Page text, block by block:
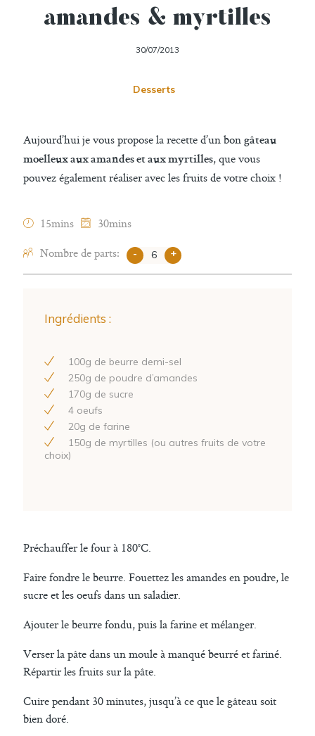
amandes & myrtilles
30/07/2013
Desserts
Aujourd’hui je vous propose la recette d’un bon gâteau
moelleux aux amandes et aux myrtilles, que vous
pouvez également réaliser avec les fruits de votre choix !
15mins
30mins
Nombre de parts:
- +
Ingrédients :
100g de beurre demi-sel
250g de poudre d’amandes
170g de sucre
4 oeufs
20g de farine
150g de myrtilles (ou autres fruits de votre
choix)
Préchauffer le four à 180°C.
Faire fondre le beurre. Fouettez les amandes en poudre, le
sucre et les oeufs dans un saladier.
Ajouter le beurre fondu, puis la farine et mélanger.
Verser la pâte dans un moule à manqué beurré et fariné.
Répartir les fruits sur la pâte.
Cuire pendant 30 minutes, jusqu’à ce que le gâteau soit
bien doré.